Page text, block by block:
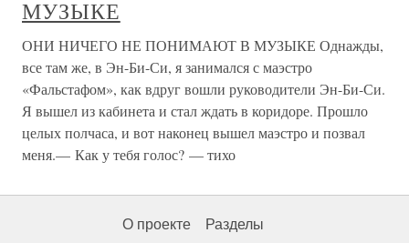
МУЗЫКЕ
ОНИ НИЧЕГО НЕ ПОНИМАЮТ В МУЗЫКЕ Однажды,
все там же, в Эн-Би-Си, я занимался с маэстро
«Фальстафом», как вдруг вошли руководители Эн-Би-Си.
Я вышел из кабинета и стал ждать в коридоре. Прошло
целых полчаса, и вот наконец вышел маэстро и позвал
меня.— Как у тебя голос? — тихо
О проекте Разделы